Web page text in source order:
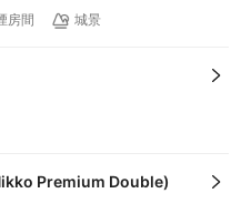
房間 城景
Premium Double)